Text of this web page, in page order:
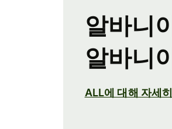
알바니
알바니
ALL에 대해 자세